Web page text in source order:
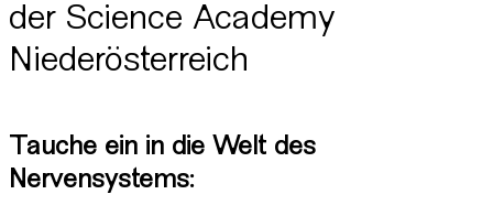
der Science Academy
Niederösterreich
Tauche ein in die Welt des
Nervensystems: